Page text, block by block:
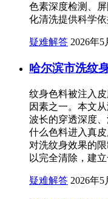
色素深度检测、
化清洗提供科学依
疑难解答 2026年5
哈尔滨市洗纹
纹身色料被注入
因素之一。本文
波长的穿透深度
什么色料进入真
对洗纹身效果的
以完全清除，建
疑难解答 2026年5